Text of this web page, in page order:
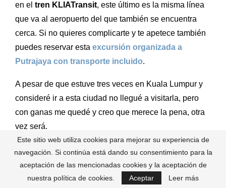
en el tren KLIATransit, este último es la misma línea
que va al aeropuerto del que también se encuentra
cerca. Si no quieres complicarte y te apetece también
puedes reservar esta excursión organizada a
Putrajaya con transporte incluido.
A pesar de que estuve tres veces en Kuala Lumpur y
consideré ir a esta ciudad no llegué a visitarla, pero
con ganas me quedé y creo que merece la pena, otra
vez será.
Si te interesa visitar más lugares de Malasia
puedes leer mis otros artículos
Los 15 mejores lugares que visitar en Malasia
Este sitio web utiliza cookies para mejorar su experiencia de
navegación. Si continúa está dando su consentimiento para la
aceptación de las mencionadas cookies y la aceptación de
nuestra política de cookies.
Aceptar Leer más